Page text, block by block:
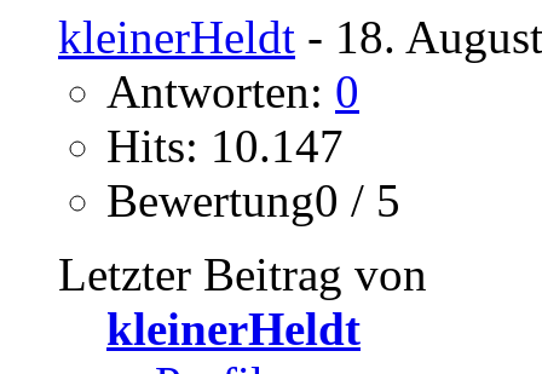
kleinerHeldt - 18.
Antworten: 0
Hits: 10.147
Bewertung0 / 5
Letzter Beitrag von
kleinerHeldt